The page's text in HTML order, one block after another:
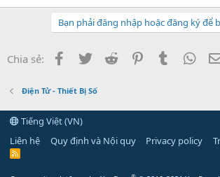
Bạn phải đăng nhập hoặc đăng ký để
Chia sẻ: Facebook
Twitter Reddit PinterestTumblr
Điện Tử - Thiết Bị Số
Tiếng Việt (VN)
Liên hệ
Quy định và Nội quy Privacy policy
R